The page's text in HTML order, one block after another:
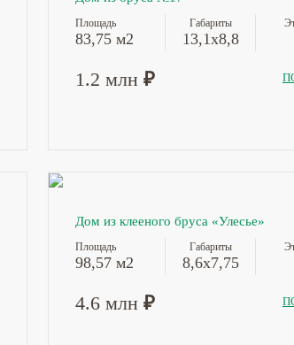
Площадь
83,75 м2
Габариты
13,1х8,8
1.2 млн ₽
Дом из клееного бруса «Улесье»
Площадь
98,57 м2
Габариты
8,6х7,75
4.6 млн ₽